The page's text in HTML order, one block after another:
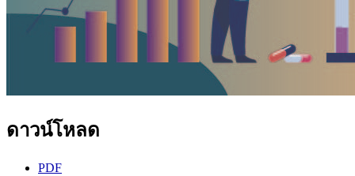
ดาวน์โหลด
PDF